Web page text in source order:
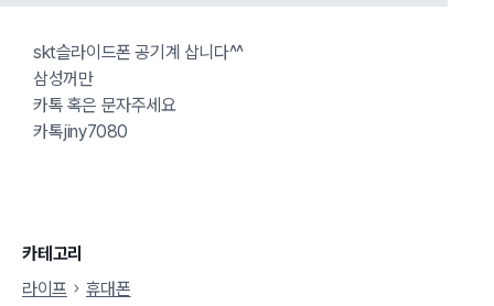
skt슬라이드폰 공기계 삽니다^^
삼성꺼만
카톡 혹은 문자주세요
카톡jiny7080
카테고리
라이프
휴대폰